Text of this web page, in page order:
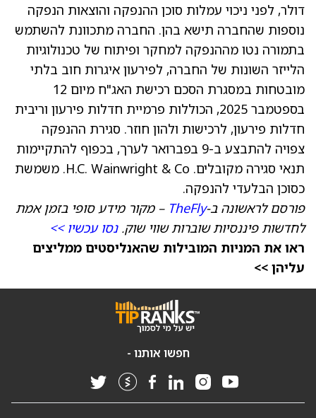
דולר, לפני ניכוי עמלות סוכן ההנפקה והוצאות הנפקה
נוספות שהחברה תישא בהן. החברה מתכוונת להשתמש
בתמורה נטו מההנפקה למחקר ופיתוח של טכנולוגיות
הלייזר השונות של החברה, לפירעון איגרות חוב בלתי
מובטחות במסגרת הסכם רכישת האג"ח מיום 12
בספטמבר 2025, הכוללות פרמיית חדלות פירעון וריבית
חדלות פירעון, לרכישות ולהון חוזר. סגירת ההנפקה
צפויה להתבצע ב-9 בפברואר לערך, בכפוף להתקיימות
תנאי סגירה מקובלים. H.C. Wainwright & Co. משמשת
כסוכן הבלעדי להנפקה.
פורסם לראשונה ב-TheFly – מקור מידע סופי בזמן אמת
לחדשות פיננסיות שוברות שווי שוק.נסו עכשיו >>
ראו את המניות המובילות שהאנליסטים ממליצים
עליהן >>
חפשו אותנו -